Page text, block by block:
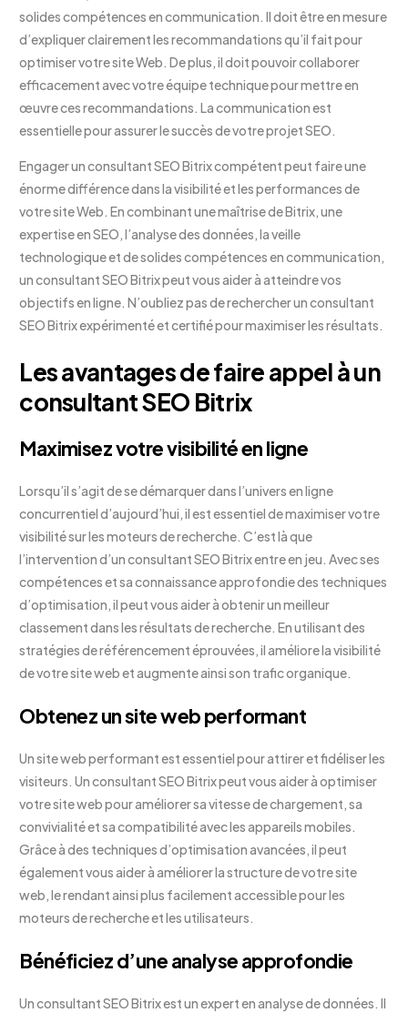
solides compétences en communication. Il doit être en mesure
d’expliquer clairement les recommandations qu’il fait pour
optimiser votre site Web. De plus, il doit pouvoir collaborer
efficacement avec votre équipe technique pour mettre en
œuvre ces recommandations. La communication est
essentielle pour assurer le succès de votre projet SEO.
Engager un consultant SEO Bitrix compétent peut faire une
énorme différence dans la visibilité et les performances de
votre site Web. En combinant une maîtrise de Bitrix, une
expertise en SEO, l’analyse des données, la veille
technologique et de solides compétences en communication,
un consultant SEO Bitrix peut vous aider à atteindre vos
objectifs en ligne. N’oubliez pas de rechercher un consultant
SEO Bitrix expérimenté et certifié pour maximiser les résultats.
Les avantages de faire appel à un
consultant SEO Bitrix
Maximisez votre visibilité en ligne
Lorsqu’il s’agit de se démarquer dans l’univers en ligne
concurrentiel d’aujourd’hui, il est essentiel de maximiser votre
visibilité sur les moteurs de recherche. C’est là que
l’intervention d’un consultant SEO Bitrix entre en jeu. Avec ses
compétences et sa connaissance approfondie des techniques
d’optimisation, il peut vous aider à obtenir un meilleur
classement dans les résultats de recherche. En utilisant des
stratégies de référencement éprouvées, il améliore la visibilité
de votre site web et augmente ainsi son trafic organique.
Obtenez un site web performant
Un site web performant est essentiel pour attirer et fidéliser les
visiteurs. Un consultant SEO Bitrix peut vous aider à optimiser
votre site web pour améliorer sa vitesse de chargement, sa
convivialité et sa compatibilité avec les appareils mobiles.
Grâce à des techniques d’optimisation avancées, il peut
également vous aider à améliorer la structure de votre site
web, le rendant ainsi plus facilement accessible pour les
moteurs de recherche et les utilisateurs.
Bénéficiez d’une analyse approfondie
Un consultant SEO Bitrix est un expert en analyse de données. Il